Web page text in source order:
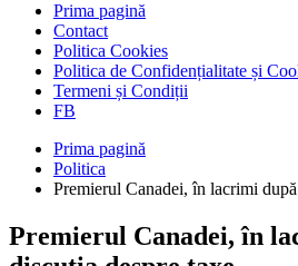
Prima pagină
Contact
Politica Cookies
Politica de Confidențialitate și
Termeni și Condiții
FB
Prima pagină
Politica
Premierul Canadei, în lacrimi
Premierul Canadei, în